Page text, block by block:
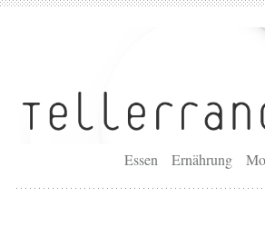
Essen Ernährung